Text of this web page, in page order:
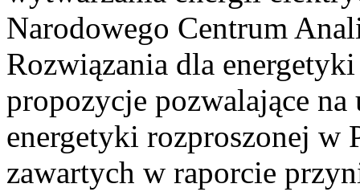
Narodowego Centrum
Rozwiązania dla
propozycje pozwalające
energetyki rozproszonej w
zawartych w raporcie